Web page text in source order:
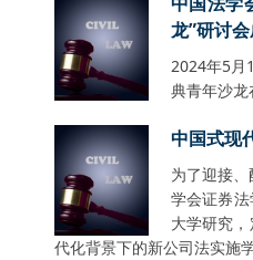
龙”研讨
2024年5月
典青年沙龙
中国式现
为了迎接
学会证券
大学研究
代化背景下的新公司法实施学